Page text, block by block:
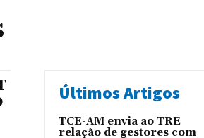
Últimos Artigos
TCE-AM envia ao TRE
relação de gestores com